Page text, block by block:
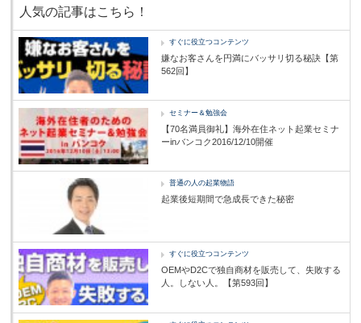
人気の記事はこちら！
すぐに役立つコンテンツ
嫌なお客さんを円満にバッサリ切る秘訣【第
562回】
セミナー＆勉強会
【70名満員御礼】海外在住ネット起業セミナ
ーinバンコク2016/12/10開催
普通の人の起業物語
起業後短期間で急成長できた秘密
すぐに役立つコンテンツ
OEMやD2Cで独自商材を販売して、失敗する
人。しない人。【第593回】